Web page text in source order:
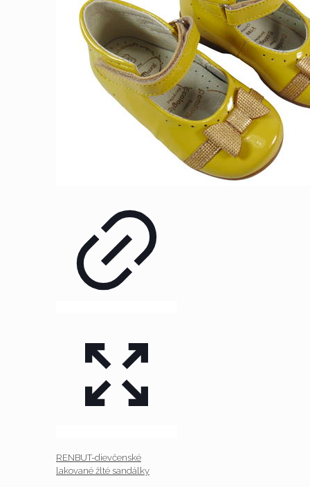
RENBUT-dievčenské
lakované žlté sandálky